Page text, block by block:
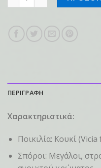
ΠΕΡΙΓΡΑΦΗ
Χαρακτηριστικά:
Ποικιλία: Κουκί (Vicia
Σπόροι: Μεγάλοι,